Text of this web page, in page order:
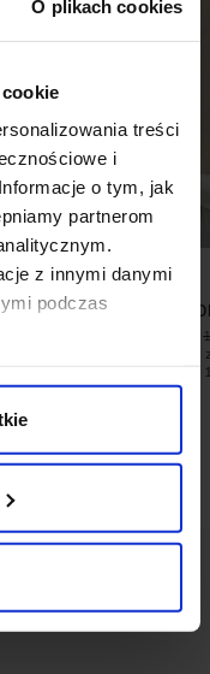
O plikach cookies
treści
i
o tym, jak
partnerom
z innymi danymi
podczas
LONGSLEEVE
Najniższa